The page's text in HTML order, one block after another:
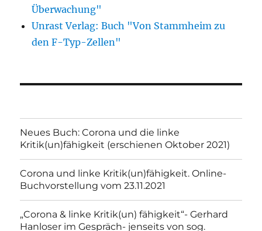
Überwachung"
Unrast Verlag: Buch "Von Stammheim zu
den F-Typ-Zellen"
Neues Buch: Corona und die linke
Kritik(un)fähigkeit (erschienen Oktober 2021)
Corona und linke Kritik(un)fähigkeit. Online-
Buchvorstellung vom 23.11.2021
„Corona & linke Kritik(un) fähigkeit“- Gerhard
Hanloser im Gespräch- jenseits von sog.